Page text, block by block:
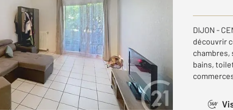
DIJON -
découvrir
chambres,
bains,
360°